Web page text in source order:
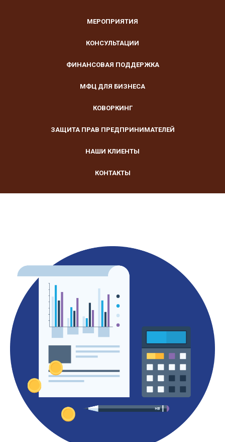
МЕРОПРИЯТИЯ
КОНСУЛЬТАЦИИ
ФИНАНСОВАЯ ПОДДЕРЖКА
МФЦ ДЛЯ БИЗНЕСА
КОВОРКИНГ
ЗАЩИТА ПРАВ ПРЕДПРИНИМАТЕЛЕЙ
НАШИ КЛИЕНТЫ
КОНТАКТЫ